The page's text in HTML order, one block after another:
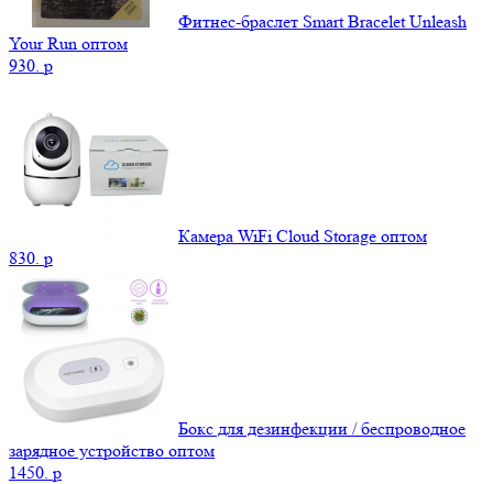
Фитнес-браслет Smart Bracelet Unleash
Your Run оптом
930. p
Камера WiFi Cloud Storage оптом
830. p
Бокс для дезинфекции / беспроводное
зарядное устройство оптом
1450. p